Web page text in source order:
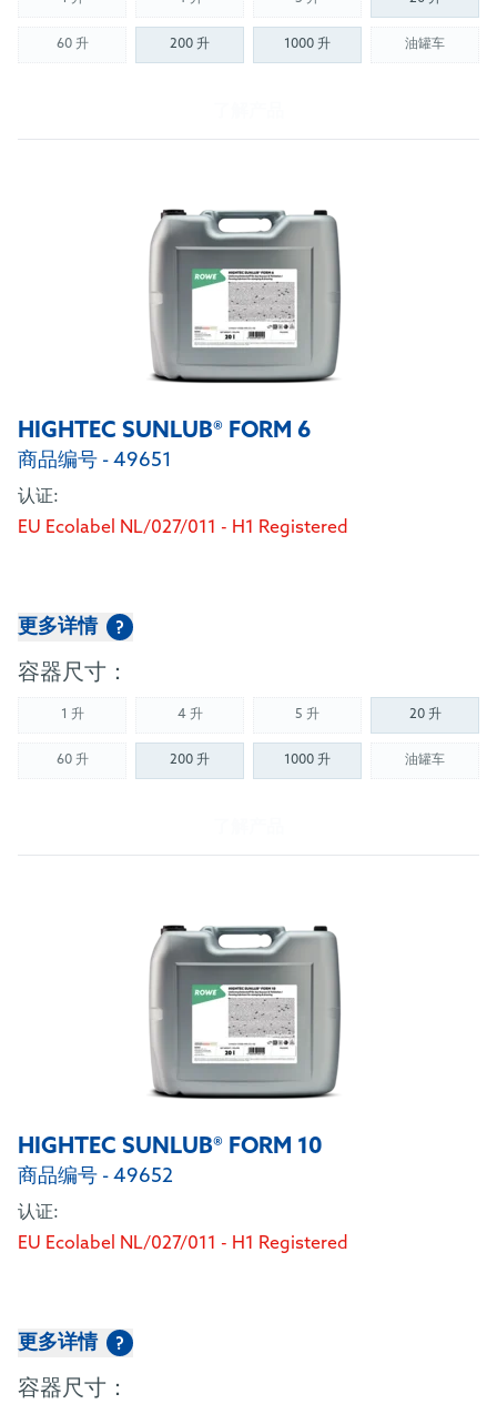
(Not available) (Not available) (Not available)
60 升(Not available) 200 升 1000 升 油罐车
(Not
HIGHTEC SUNLUB® FORM 6
商品编号 - 49651
认证:
EU Ecolabel NL/027/011 - H1 Registered
更多详情 ?
容器尺寸：
1 升(Not available) 4 升(Not available) 5 升(Not available) 20 升
60 升(Not available) 200 升 1000 升 油罐车
(Not
HIGHTEC SUNLUB® FORM 10
商品编号 - 49652
认证:
EU Ecolabel NL/027/011 - H1 Registered
更多详情 ?
容器尺寸：